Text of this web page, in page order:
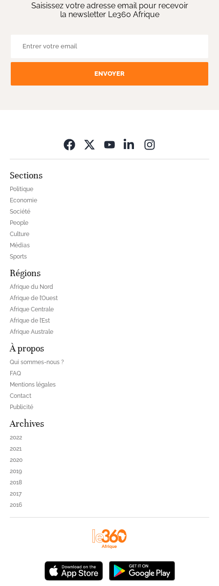
Saisissez votre adresse email pour recevoir
la newsletter Le360 Afrique
ENVOYER
Sections
Politique
Economie
Société
People
Culture
Médias
Sports
Régions
Afrique du Nord
Afrique de l’Ouest
Afrique Centrale
Afrique de l’Est
Afrique Australe
À propos
Qui sommes-nous ?
FAQ
Mentions légales
Contact
Publicité
Archives
2022
2021
2020
2019
2018
2017
2016